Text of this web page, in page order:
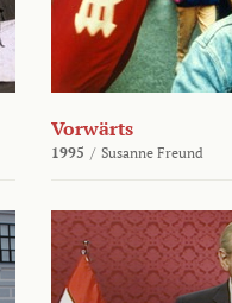
Vorwärts
1995 / Susanne Freund